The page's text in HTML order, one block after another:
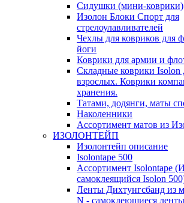
Сидушки (мини-коврики)
Изолон Блоки Спорт для
стрелоулавливателей
Чехлы для ковриков для
йоги
Коврики для армии и
Складные коврики Isolon
взрослых. Коврики
хранения.
Татами, додянги, маты
Наколенники
Ассортимент матов из
ИЗОЛОНТЕЙП
Изолонтейп описание
Isolontape 500
Ассортимент Isolontape
самоклеящийся Isolon
Ленты Дихтунгсбанд из
N - самоклеющиеся